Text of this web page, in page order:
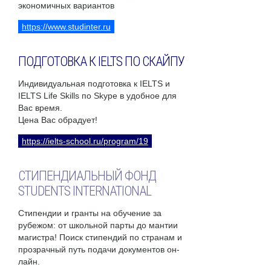
экономичных вариантов
https://www.studinter.ru
ПОДГОТОВКА К IELTS ПО СКАЙПУ
Индивидуальная подготовка к IELTS и
IELTS Life Skills по Skype в удобное для
Вас время.
Цена Вас обрадует!
https://ielts-school.ru/program/19
СТИПЕНДИАЛЬНЫЙ ФОНД
STUDENTS INTERNATIONAL
Стипендии и гранты на обучение за
рубежом: от школьной парты до мантии
магистра! Поиск стипендий по странам и
прозрачный путь подачи документов он-
лайн.